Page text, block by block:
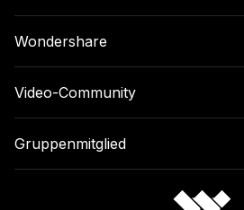
Wondershare
Video-Community
Gruppenmitglied